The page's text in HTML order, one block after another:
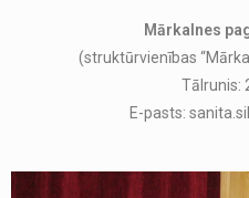
Mārkalnes
(struktūrvienības
Tālrunis:
E-pasts: